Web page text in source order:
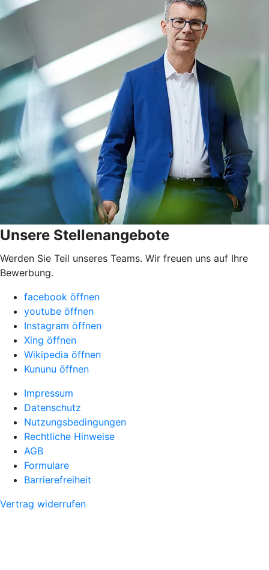
Unsere Stellenangebote
Werden Sie Teil unseres Teams. Wir freuen uns auf Ihre
Bewerbung.
facebook öffnen
youtube öffnen
Instagram öffnen
Xing öffnen
Wikipedia öffnen
Kununu öffnen
Impressum
Datenschutz
Nutzungsbedingungen
Rechtliche Hinweise
AGB
Formulare
Barrierefreiheit
Vertrag widerrufen